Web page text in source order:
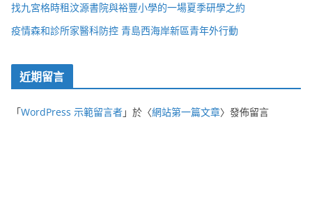
找九宮格時租汶源書院與裕豐小學的一場夏季研學之約
疫情森和診所家醫科防控 青島西海岸新區青年外行動
近期留言
「WordPress 示範留言者」於〈網站第一篇文章〉發佈留言